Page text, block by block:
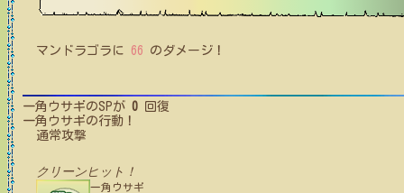
マンドラゴラ に 66 のダメージ！
一角ウサギのSPが 0 回復
一角ウサギの行動！
通常攻撃
クリーンヒット！
一角ウサギ